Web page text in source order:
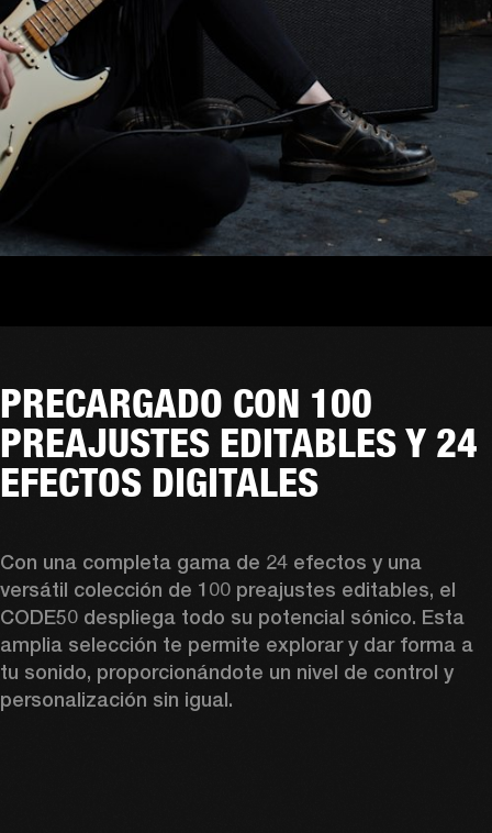
PRECARGADO CON 100
PREAJUSTES EDITABLES Y 24
EFECTOS DIGITALES
Con una completa gama de 24 efectos y una
versátil colección de 100 preajustes editables, el
CODE50 despliega todo su potencial sónico. Esta
amplia selección te permite explorar y dar forma a
tu sonido, proporcionándote un nivel de control y
personalización sin igual.